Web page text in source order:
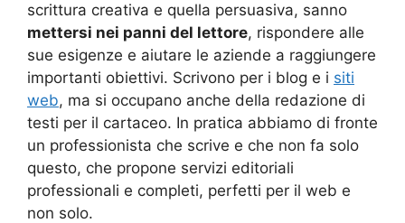
scrittura creativa e quella persuasiva, sanno
mettersi nei panni del lettore, rispondere alle
sue esigenze e aiutare le aziende a raggiungere
importanti obiettivi. Scrivono per i blog e i siti
web, ma si occupano anche della redazione di
testi per il cartaceo. In pratica abbiamo di fronte
un professionista che scrive e che non fa solo
questo, che propone servizi editoriali
professionali e completi, perfetti per il web e
non solo.